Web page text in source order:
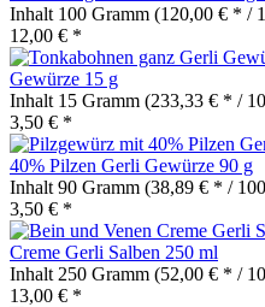
Inhalt 100 Gramm (120,00 € * /
12,00 € *
Gewürze 15 g
Inhalt 15 Gramm (233,33 € * /
3,50 € *
40% Pilzen Gerli Gewürze 90 g
Inhalt 90 Gramm (38,89 € * /
3,50 € *
Creme Gerli Salben 250 ml
Inhalt 250 Gramm (52,00 € * /
13,00 € *